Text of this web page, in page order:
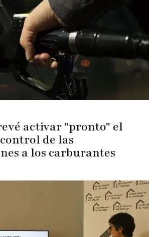
activar "pronto" el
de las
a los carburantes